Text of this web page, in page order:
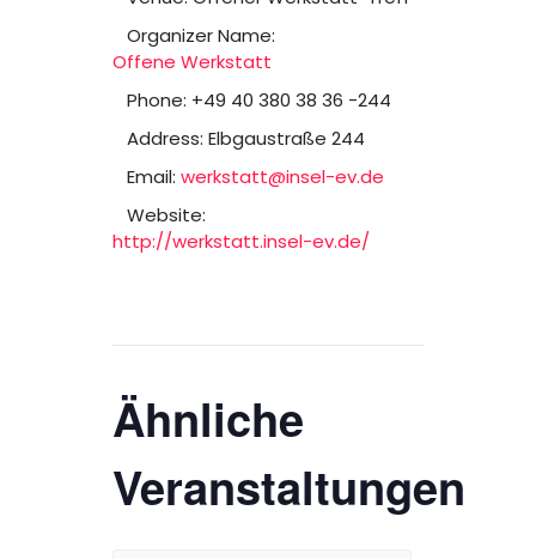
Organizer Name:
Offene Werkstatt
Phone: +49 40 380 38 36 -244
Address: Elbgaustraße 244
Email: werkstatt@insel-ev.de
Website:
http://werkstatt.insel-ev.de/
Ähnliche
Veranstaltungen